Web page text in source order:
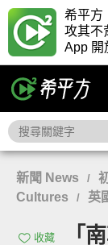
希平方
攻其不
App 開
新聞 News /
Cultures
/ 英
收藏
「